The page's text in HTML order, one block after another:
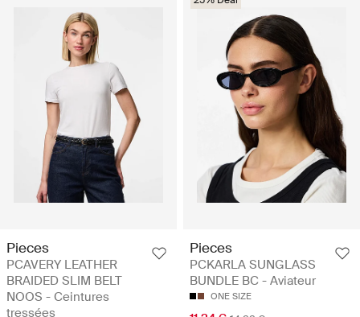
Pieces
PCAVERY LEATHER
BRAIDED SLIM BELT
NOOS - Ceintures
tressées
Pieces
PCKARLA SUNGLASS
BUNDLE BC - Aviateur
ONE SIZE